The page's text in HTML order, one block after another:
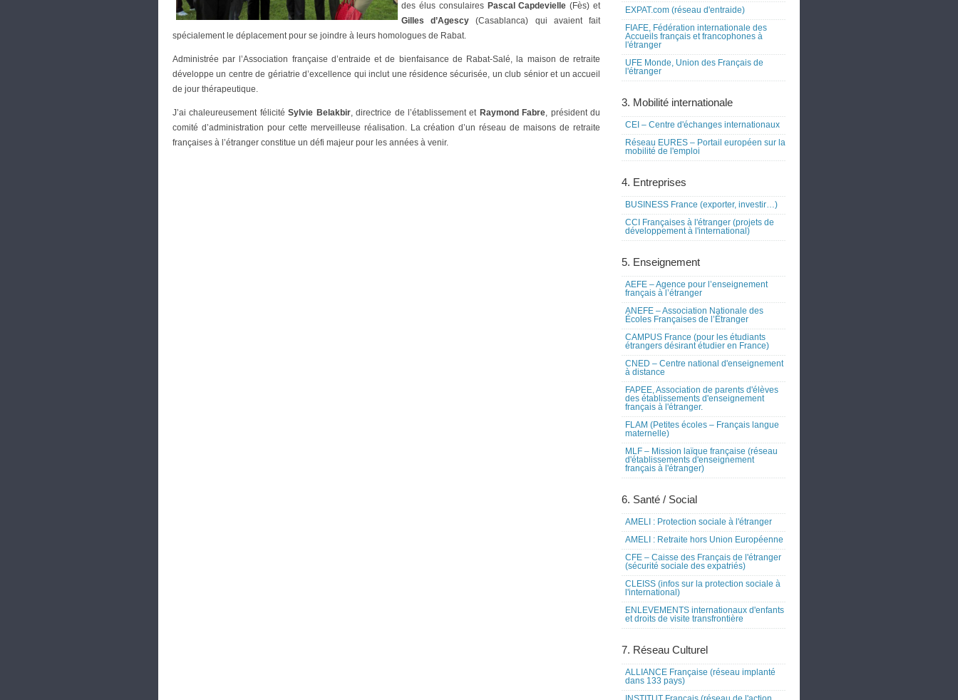
des élus consulaires Pascal Capdevielle (Fès) et
Gilles d’Agescy (Casablanca) qui avaient fait
spécialement le déplacement pour se joindre à leurs homologues de Rabat.
Administrée par l’Association française d’entraide et de bienfaisance de Rabat-Salé, la maison de retraite
développe un centre de gériatrie d’excellence qui inclut une résidence sécurisée, un club sénior et un accueil
de jour thérapeutique.
J’ai chaleureusement félicitéSylvie Belakbir, directrice de l’établissement et Raymond Fabre, président du
comité d’administration pour cette merveilleuse réalisation. La création d’un réseau de maisons de retraite
françaises à l’étranger constitue un défi majeur pour les années à venir.
EXPAT.com (réseau d'entraide)
FIAFE, Fédération internationale des
Accueils français et francophones à
l'étranger
UFE Monde, Union des Français de
l'étranger
3. Mobilité internationale
CEI – Centre d'échanges internationaux
Réseau EURES – Portail européen sur la
mobilité de l'emploi
4. Entreprises
BUSINESS France (exporter, investir…)
CCI Françaises à l'étranger (projets de
développement à l'international)
5. Enseignement
AEFE – Agence pour l’enseignement
français à l’étranger
ANEFE – Association Nationale des
Écoles Françaises de l’Étranger
CAMPUS France (pour les étudiants
étrangers désirant étudier en France)
CNED – Centre national d'enseignement
à distance
FAPEE, Association de parents d'élèves
des établissements d'enseignement
français à l'étranger.
FLAM (Petites écoles – Français langue
maternelle)
MLF – Mission laïque française (réseau
d'établissements d'enseignement
français à l'étranger)
6. Santé / Social
AMELI : Protection sociale à l'étranger
AMELI : Retraite hors Union Européenne
CFE – Caisse des Français de l'étranger
(sécurité sociale des expatriés)
CLEISS (infos sur la protection sociale à
l'international)
ENLEVEMENTS internationaux d'enfants
et droits de visite transfrontière
7. Réseau Culturel
ALLIANCE Française (réseau implanté
dans 133 pays)